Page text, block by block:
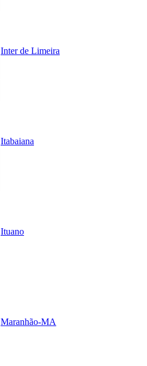
Inter de Limeira
Itabaiana
Ituano
Maranhão-MA